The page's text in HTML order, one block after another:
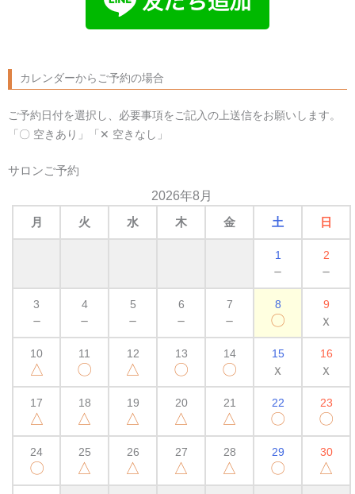
カレンダーからご予約の場合
ご予約日付を選択し、必要事項をご記入の上送信をお願いします。
「〇 空きあり」「✕ 空きなし」
サロンご予約
2026年8月
月 火 水 木 金 土 日
1
－
2
－
3
－
4
－
5
－
6
－
7
－
8
〇
9
ｘ
10
△
11
〇
12
△
13
〇
14
〇
15
ｘ
16
ｘ
17
△
18
△
19
△
20
△
21
△
22
〇
23
〇
24
〇
25
△
26
△
27
△
28
△
29
〇
30
△